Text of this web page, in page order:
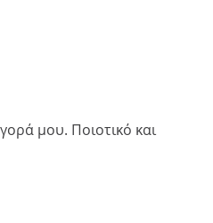
μου. Ποιοτικό και